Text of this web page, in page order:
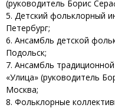
(руководитель Борис
5. Детский фольклорный
Петербург;
6. Ансамбль детской
Подольск;
7. Ансамбль
«Улица» (руководитель
Москва;
8. Фольклорные